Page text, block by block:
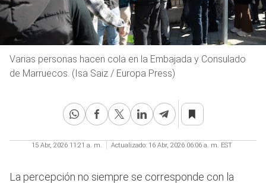
Varias personas hacen cola en la Embajada y Consulado
de Marruecos. (Isa Saiz / Europa Press)
15 Abr, 2026 11:21 a. m. Actualizado: 16 Abr, 2026 06:06 a. m. EST
La percepción no siempre se corresponde con la